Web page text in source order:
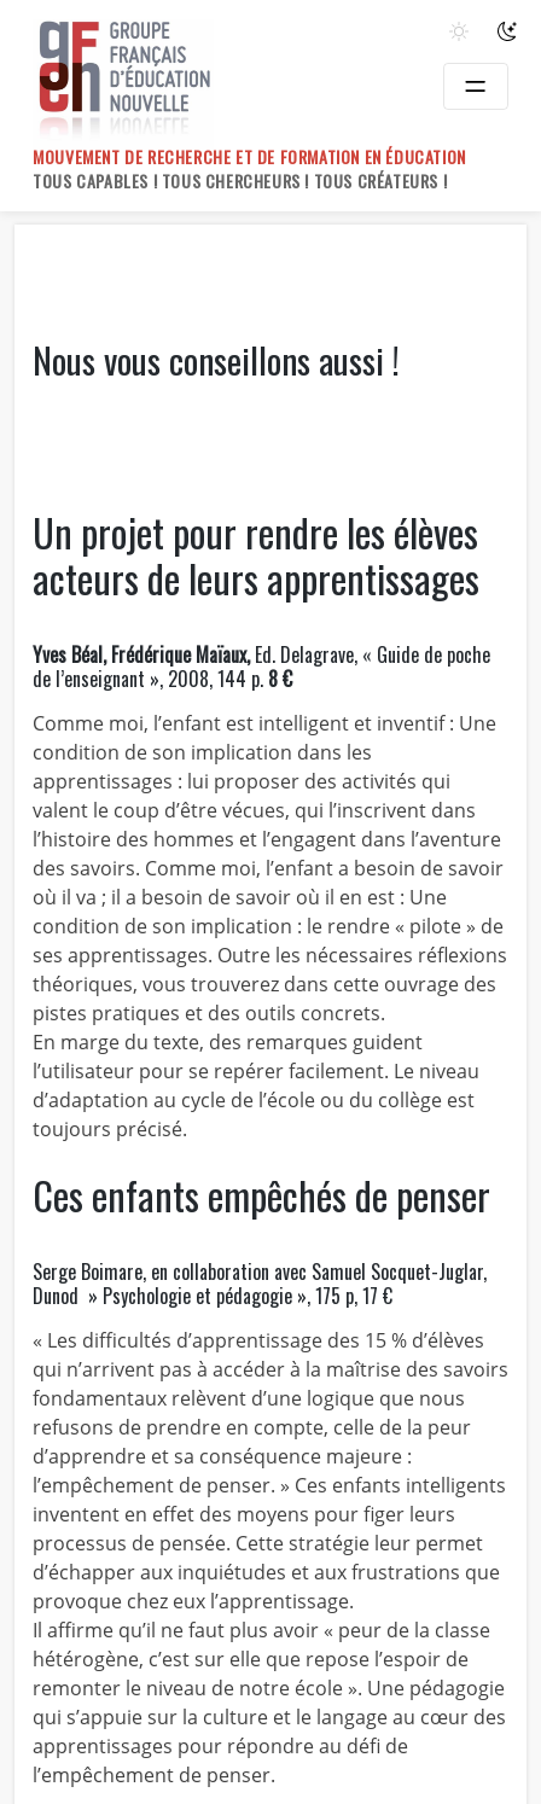
content
MOUVEMENT DE RECHERCHE ET DE FORMATION EN ÉDUCATION
TOUS CAPABLES ! TOUS CHERCHEURS ! TOUS CRÉATEURS !
Nous vous conseillons aussi !
Un projet pour rendre les élèves
acteurs de leurs apprentissages
Yves Béal, Frédérique Maïaux,Ed. Delagrave, « Guide de poche
de l’enseignant », 2008, 144 p.8 €
Comme moi, l’enfant est intelligent et inventif : Une
condition de son implication dans les
apprentissages : lui proposer des activités qui
valent le coup d’être vécues, qui l’inscrivent dans
l’histoire des hommes et l’engagent dans l’aventure
des savoirs. Comme moi, l’enfant a besoin de savoir
où il va ; il a besoin de savoir où il en est : Une
condition de son implication : le rendre « pilote » de
ses apprentissages. Outre les nécessaires réflexions
théoriques, vous trouverez dans cette ouvrage des
pistes pratiques et des outils concrets.
En marge du texte, des remarques guident
l’utilisateur pour se repérer facilement. Le niveau
d’adaptation au cycle de l’école ou du collège est
toujours précisé.
Ces enfants empêchés de penser
Serge Boimare, en collaboration avec Samuel Socquet-Juglar,
Dunod » Psychologie et pédagogie », 175 p, 17 €
« Les difficultés d’apprentissage des 15 % d’élèves
qui n’arrivent pas à accéder à la maîtrise des savoirs
fondamentaux relèvent d’une logique que nous
refusons de prendre en compte, celle de la peur
d’apprendre et sa conséquence majeure :
l’empêchement de penser. » Ces enfants intelligents
inventent en effet des moyens pour figer leurs
processus de pensée. Cette stratégie leur permet
d’échapper aux inquiétudes et aux frustrations que
provoque chez eux l’apprentissage.
Il affirme qu’il ne faut plus avoir « peur de la classe
hétérogène, c’est sur elle que repose l’espoir de
remonter le niveau de notre école ». Une pédagogie
qui s’appuie sur la culture et le langage au cœur des
apprentissages pour répondre au défi de
l’empêchement de penser.